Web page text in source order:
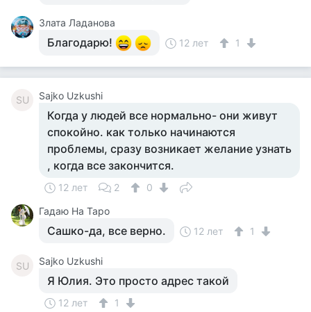
Злата Ладанова
Благодарю! 12 лет 1
SU Sajko Uzkushi
Когда у людей все нормально- они живут
спокойно. как только начинаются
проблемы, сразу возникает желание узнать
, когда все закончится.
12 лет 2
0
Гадаю На Таро
Сашко-да, все верно. 12 лет 1
SU Sajko Uzkushi
Я Юлия. Это просто адрес такой
12 лет 1